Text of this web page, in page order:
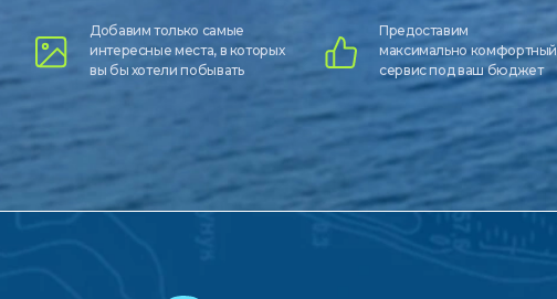
Добавим только самые
интересные места, в которых
вы бы хотели побывать
Предоставим
максимально комфортный
сервис под ваш бюджет